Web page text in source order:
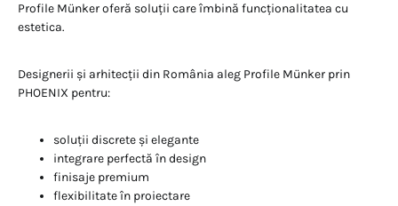
Profile Münker oferă soluții care îmbină funcționalitatea cu
estetica.
Designerii și arhitecții din România aleg Profile Münker prin
PHOENIX pentru:
soluții discrete și elegante
integrare perfectă în design
finisaje premium
flexibilitate în proiectare